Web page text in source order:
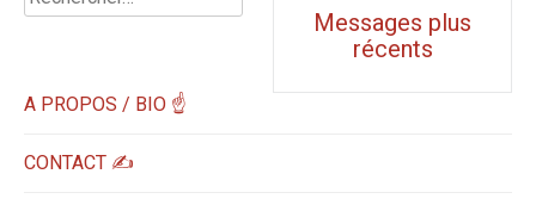
Messages plus
récents
A PROPOS / BIO ☝
CONTACT ✍️